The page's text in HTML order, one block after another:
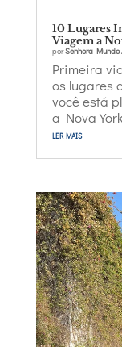
10 Lugares
Viagem a
porSenhora Mundo
Primeira
os lugares
você está
a Nova
ler mais